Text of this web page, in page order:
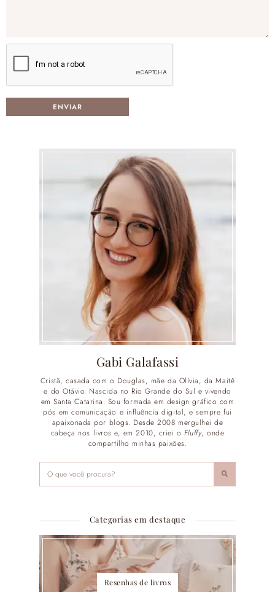
Gabi Galafassi
Cristã, casada com o Douglas, mãe da Olívia, da Maitê
e do Otávio. Nascida no Rio Grande do Sul e vivendo
em Santa Catarina. Sou formada em design gráfico com
pós em comunicação e influência digital, e sempre fui
apaixonada por blogs. Desde 2008 mergulhei de
cabeça nos livros e, em 2010, criei o Fluffy, onde
compartilho minhas paixões.
Categorias em destaque
Resenhas de livros